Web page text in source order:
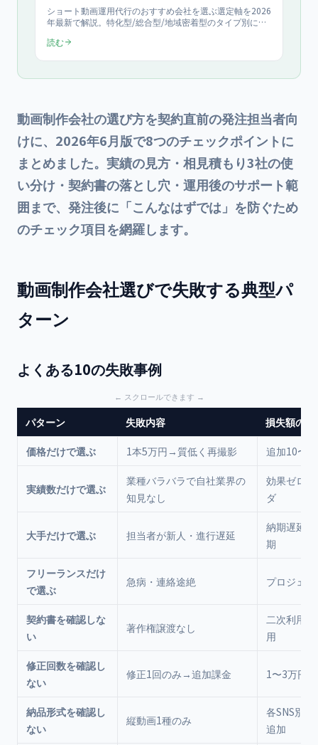
ショート動画運用代行のおすすめ会社を選ぶ選定軸を2026
年最新で解説。特化型/総合型/地域密着型のタイプ別に特
極め方を提示します。中立な選定基準で自社に合う運用代
読む
動画制作会社の選び方を契約直前の発注担当者向
けに、2026年6月版で8つのチェックポイントに
まとめました。実績の見方・相見積もり3社の使
い分け・契約書の落とし穴・運用後のサポート範
囲まで、発注後に「こんなはずでは」を防ぐため
のチェック項目を網羅します。
動画制作会社選びで失敗する典型パ
ターン
よくある10の失敗事例
パターン 失敗内容 損失額の目
価格だけで選ぶ 1本5万円→質低く再撮影 追加10〜
実績数だけで選ぶ
業種バラバラで自社業界の
知見なし
効果ゼロ
ダ
大手だけで選ぶ 担当者が新人・進行遅延
納期遅延+
期
フリーランスだけ
で選ぶ
急病・連絡途絶 プロジェ
契約書を確認しな
い
著作権譲渡なし
二次利用
用
修正回数を確認し
ない
修正1回のみ→追加課金 1〜3万円/
納品形式を確認し
ない
縦動画1種のみ
各SNS別
追加